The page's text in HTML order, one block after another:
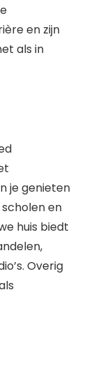
en zijn
als in
je genieten
en
huis biedt
Overig